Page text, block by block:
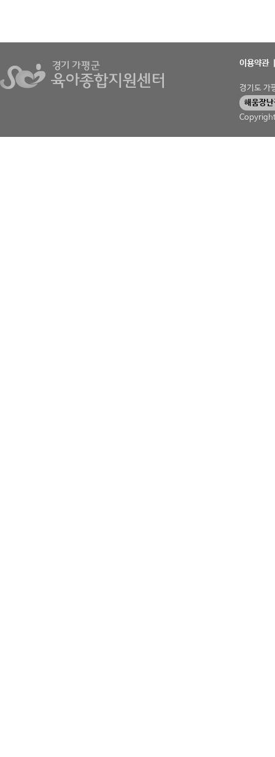
이용약관
경기도
해움장